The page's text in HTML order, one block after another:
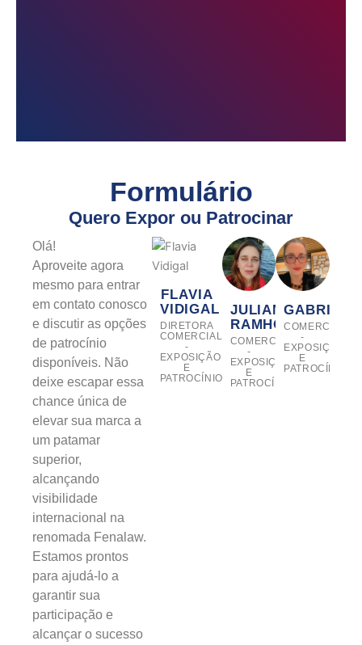
Formulário
Quero Expor ou Patrocinar
Olá!
Aproveite agora
mesmo para entrar
em contato conosco
e discutir as opções
de patrocínio
disponíveis. Não
deixe escapar essa
chance única de
elevar sua marca a
um patamar
superior,
alcançando
visibilidade
internacional na
renomada Fenalaw.
Estamos prontos
para ajudá-lo a
garantir sua
participação e
alcançar o sucesso
FLAVIA
VIDIGAL
DIRETORA
COMERCIAL
-
EXPOSIÇÃO
E
PATROCÍNIO
JULIANA
RAMHOLD
COMERCIAL
-
EXPOSIÇÃO
E
PATROCÍNIO
COMERCIAL
-
EXPOSIÇÃO
E
PATROCÍNIO